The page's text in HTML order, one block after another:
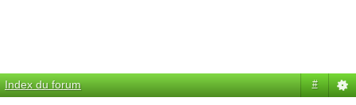
Index du forum #